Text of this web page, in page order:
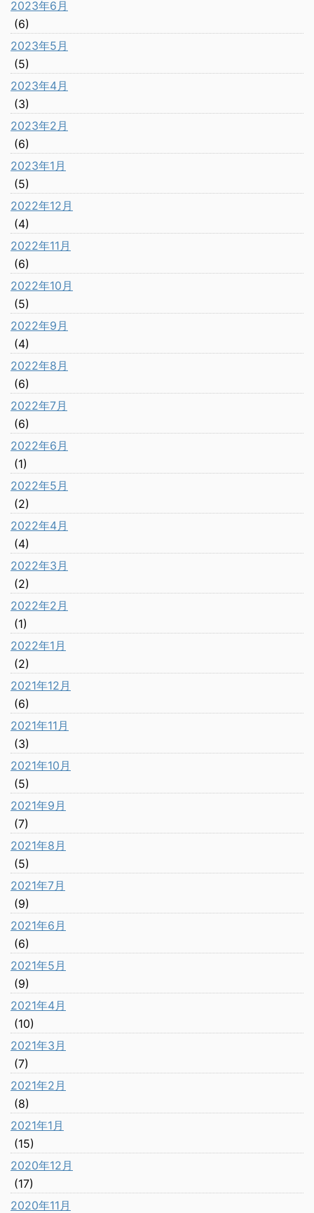
2023年6月
(6)
2023年5月
(5)
2023年4月
(3)
2023年2月
(6)
2023年1月
(5)
2022年12月
(4)
2022年11月
(6)
2022年10月
(5)
2022年9月
(4)
2022年8月
(6)
2022年7月
(6)
2022年6月
(1)
2022年5月
(2)
2022年4月
(4)
2022年3月
(2)
2022年2月
(1)
2022年1月
(2)
2021年12月
(6)
2021年11月
(3)
2021年10月
(5)
2021年9月
(7)
2021年8月
(5)
2021年7月
(9)
2021年6月
(6)
2021年5月
(9)
2021年4月
(10)
2021年3月
(7)
2021年2月
(8)
2021年1月
(15)
2020年12月
(17)
2020年11月